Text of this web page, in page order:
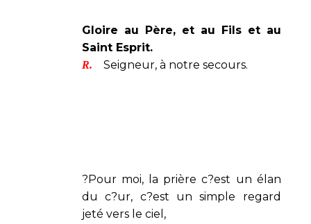
Gloire au Père, et au Fils et au
Saint Esprit.
R. Seigneur, à notre secours.
?Pour moi, la prière c?est un élan
du c?ur, c?est un simple regard
jeté vers le ciel,